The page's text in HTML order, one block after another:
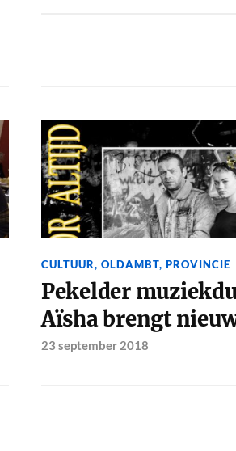
CULTUUR, OLDAMBT, PROVINCIE
Pekelder
Aïsha brengt
23 september 2018